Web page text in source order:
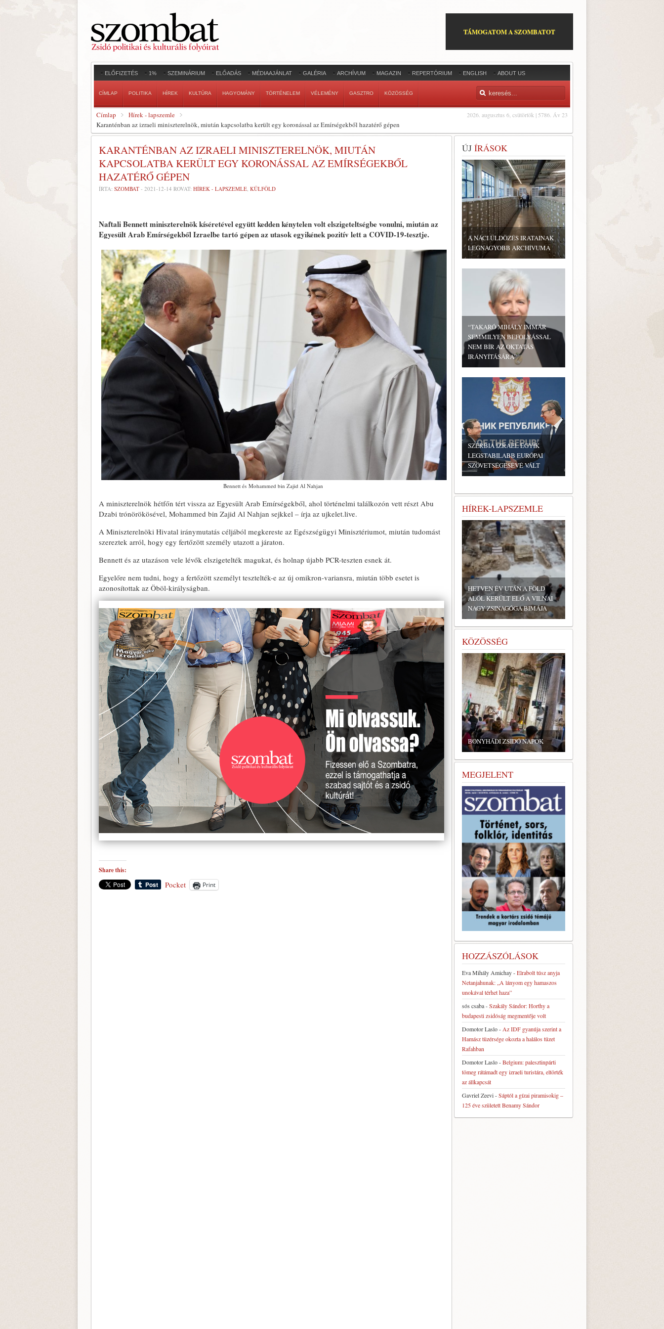
TÁMOGATOM A SZOMBATOT
ELŐFIZETÉS 1% SZEMINÁRIUM ELŐADÁS MÉDIAAJÁNLAT GALÉRIA ARCHÍVUM MAGAZIN REPERTÓRIUM ENGLISH ABOUT US
CÍMLAP POLITIKA HÍREK KULTÚRA HAGYOMÁNY TÖRTÉNELEM VÉLEMÉNY GASZTRO KÖZÖSSÉG
2026. augusztus 6, csütörtök | 5786. Áv 23
Címlap
Hírek - lapszemle
Karanténban az izraeli miniszterelnök, miután kapcsolatba került egy koronással az Emírségekből hazatérő gépen
KARANTÉNBAN AZ IZRAELI MINISZTERELNÖK, MIUTÁN
KAPCSOLATBA KERÜLT EGY KORONÁSSAL AZ EMÍRSÉGEKBŐL
HAZATÉRŐ GÉPEN
ÍRTA: SZOMBAT - 2021-12-14 ROVAT: HÍREK - LAPSZEMLE, KÜLFÖLD
Naftali Bennett miniszterelnök kíséretével együtt kedden kénytelen volt elszigeteltségbe vonulni, miután az
Egyesült Arab Emírségekből Izraelbe tartó gépen az utasok egyikének pozitív lett a COVID-19-tesztje.
Bennett és Mohammed bin Zajid Al Nahjan
A miniszterelnök hétfőn tért vissza az Egyesült Arab Emírségekből, ahol történelmi találkozón vett részt Abu
Dzabi trónörökösével, Mohammed bin Zajid Al Nahjan sejkkel – írja az ujkelet.live.
A Miniszterelnöki Hivatal iránymutatás céljából megkereste az Egészségügyi Minisztériumot, miután tudomást
szereztek arról, hogy egy fertőzött személy utazott a járaton.
Bennett és az utazáson vele lévők elszigetelték magukat, és holnap újabb PCR-teszten esnek át.
Egyelőre nem tudni, hogy a fertőzött személyt tesztelték-e az új omikron-variansra, miután több esetet is
azonosítottak az Öböl-királyságban.
Share this:
Pocket Print
ÚJ ÍRÁSOK
A NÁCI ÜLDÖZÉS IRATAINAK
LEGNAGYOBB ARCHÍVUMA
“TAKARÓ MIHÁLY IMMÁR
SEMMILYEN BEFOLYÁSSAL
NEM BÍR AZ OKTATÁS
IRÁNYÍTÁSÁRA”
SZERBIA IZRAEL EGYIK
LEGSTABILABB EURÓPAI
SZÖVETSÉGESÉVÉ VÁLT
HÍREK-LAPSZEMLE
HETVEN ÉV UTÁN A FÖLD
ALÓL KERÜLT ELŐ A VILNAI
NAGY ZSINAGÓGA BIMÁJA
KÖZÖSSÉG
BONYHÁDI ZSIDÓ NAPOK
MEGJELENT
HOZZÁSZÓLÁSOK
Eva Mihály Amichay-Elrabolt túsz anyja
Netanjahunak: „A lányom egy hamaszos
unokával térhet haza”
sós csaba-Szakály Sándor: Horthy a
budapesti zsidóság megmentője volt
Domotor Laslo- Az IDF gyanúja szerint a
Hamász tüzérsége okozta a halálos tüzet
Rafahban
Domotor Laslo-Belgium: palesztinpárti
tömeg rátámadt egy izraeli turistára, eltörték
az állkapcsát
Gavriel Zeevi-Sáptól a gízai piramisokig –
125 éve született Benamy Sándor